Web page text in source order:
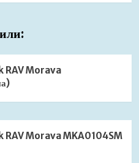
RAV Morava
RAV Morava MKA0104SM